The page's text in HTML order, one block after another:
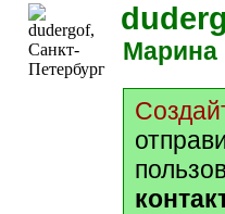
Марина